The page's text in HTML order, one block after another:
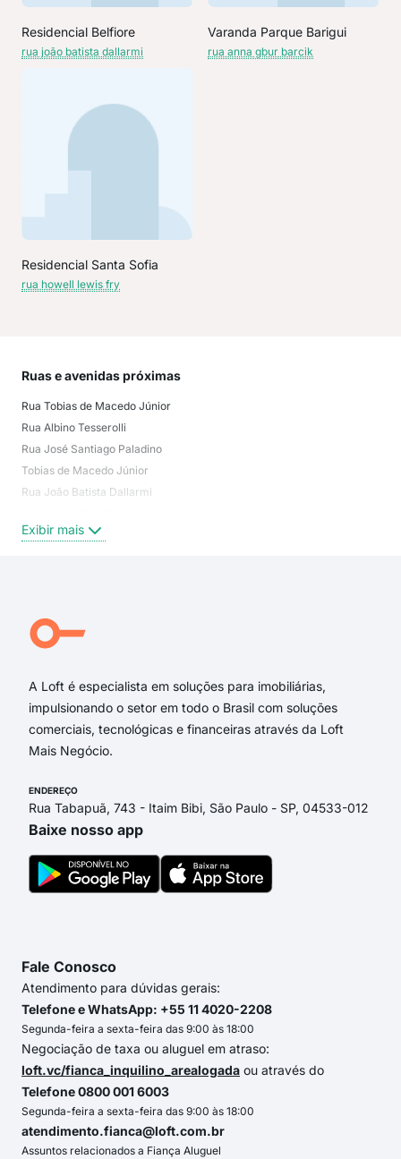
Residencial Belfiore
rua joão batista dallarmi
Varanda Parque Barigui
rua anna gbur barcik
Residencial Santa Sofia
rua howell lewis fry
Ruas e avenidas próximas
Rua Tobias de Macedo Júnior
Rua Albino Tesserolli
Rua José Santiago Paladino
Tobias de Macedo Júnior
Rua João Batista Dallarmi
rua tobias de macedo júnior
Rua Maestro Lindolpho Gaya
Rua Aluízio Plombon
Exibir mais
A Loft é especialista em soluções para imobiliárias,
impulsionando o setor em todo o Brasil com soluções
comerciais, tecnológicas e financeiras através da Loft
Mais Negócio.
ENDEREÇO
Rua Tabapuã, 743 - Itaim Bibi, São Paulo - SP, 04533-012
Baixe nosso app
Fale Conosco
Atendimento para dúvidas gerais:
Telefone e WhatsApp: +55 11 4020-2208
Segunda-feira a sexta-feira das 9:00 às 18:00
Negociação de taxa ou aluguel em atraso:
loft.vc/fianca_inquilino_arealogada ou através do
Telefone 0800 001 6003
Segunda-feira a sexta-feira das 9:00 às 18:00
atendimento.fianca@loft.com.br
Assuntos relacionados a Fiança Aluguel